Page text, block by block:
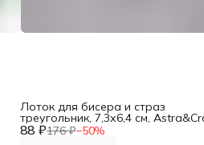
88 ₽176 ₽−50%
Лоток для бисера и страз
треугольник, 7,3х6,4 см,